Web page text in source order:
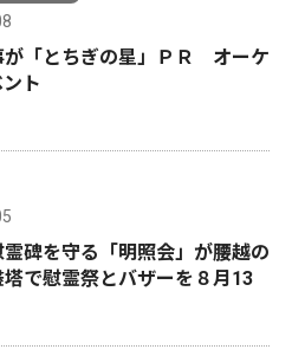
が「とちぎの星」ＰＲ オーケ
ト
碑を守る「明照会」が腰越の
塔で慰霊祭とバザーを８月13